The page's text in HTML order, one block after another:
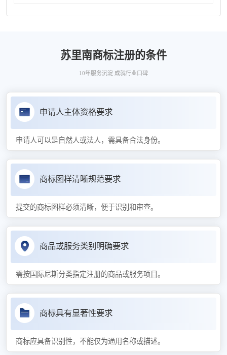
苏里南商标注册的条件
10年服务沉淀 成就行业口碑
申请人主体资格要求
申请人可以是自然人或法人，需具备合法身份。
商标图样清晰规范要求
提交的商标图样必须清晰，便于识别和审查。
商品或服务类别明确要求
需按国际尼斯分类指定注册的商品或服务项目。
商标具有显著性要求
商标应具备识别性，不能仅为通用名称或描述。